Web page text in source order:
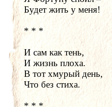
Будет жить у меня!
* * *
И сам как тень,
И жизнь плоха.
В тот хмурый день,
Что без стиха.